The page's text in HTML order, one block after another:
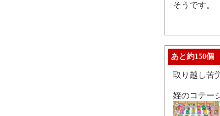
そうです。
あと約150個
取り越し苦
姪のコテー